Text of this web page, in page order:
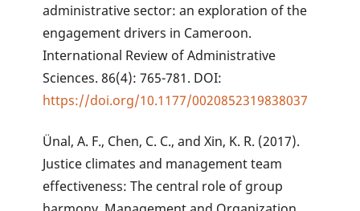
administrative sector: an exploration of the
engagement drivers in Cameroon.
International Review of Administrative
Sciences. 86(4): 765-781. DOI:
https://doi.org/10.1177/0020852319838037
Ünal, A. F., Chen, C. C., and Xin, K. R. (2017).
Justice climates and management team
effectiveness: The central role of group